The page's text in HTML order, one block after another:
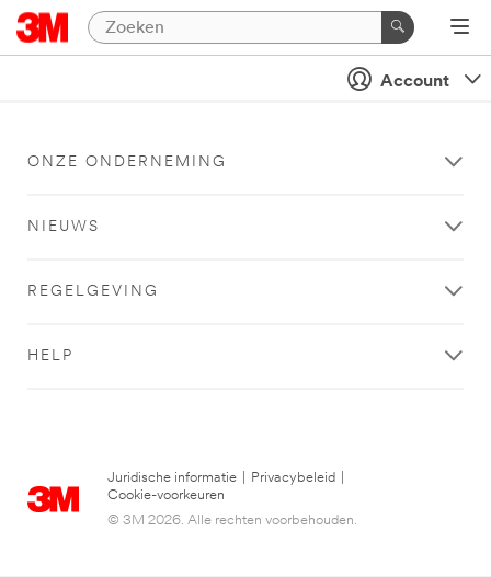
Account
ONZE ONDERNEMING
NIEUWS
REGELGEVING
HELP
Juridische informatie Privacybeleid
Cookie-voorkeuren
© 3M 2026. Alle rechten voorbehouden.